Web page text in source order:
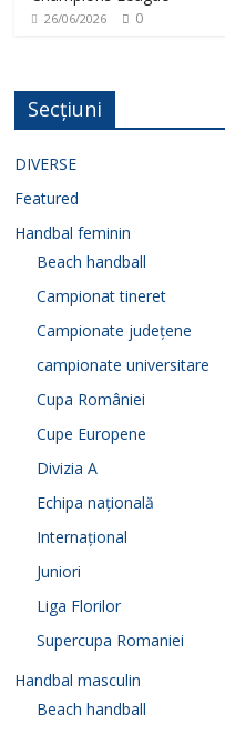
26/06/2026 0
Secțiuni
DIVERSE
Featured
Handbal feminin
Beach handball
Campionat tineret
Campionate județene
campionate universitare
Cupa României
Cupe Europene
Divizia A
Echipa națională
Internațional
Juniori
Liga Florilor
Supercupa Romaniei
Handbal masculin
Beach handball